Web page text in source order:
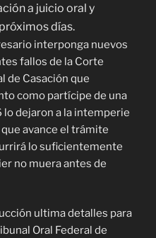
a juicio oral y
días.
interponga nuevos
fallos de la Corte
de Casación que
como partícipe de una
dejaron a la intemperie
avance el trámite
lo suficientemente
no muera antes de
ultima detalles para
Oral Federal de